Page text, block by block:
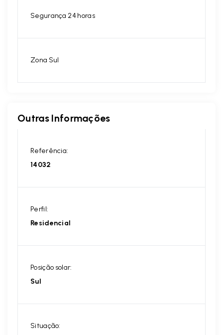
Segurança 24 horas
Zona Sul
Outras Informações
Referência:
14032
Perfil:
Residencial
Posição solar:
Sul
Situação: